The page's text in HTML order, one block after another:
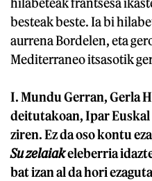
besteak beste. Ia bi
aurrena Bordelen, eta
Mediterraneo itsasotik
I. Mundu Gerran, Gerla
deitutakoan, Ipar
ziren. Ez da oso kontu
Su zelaiakeleberria
bat izan al da hori